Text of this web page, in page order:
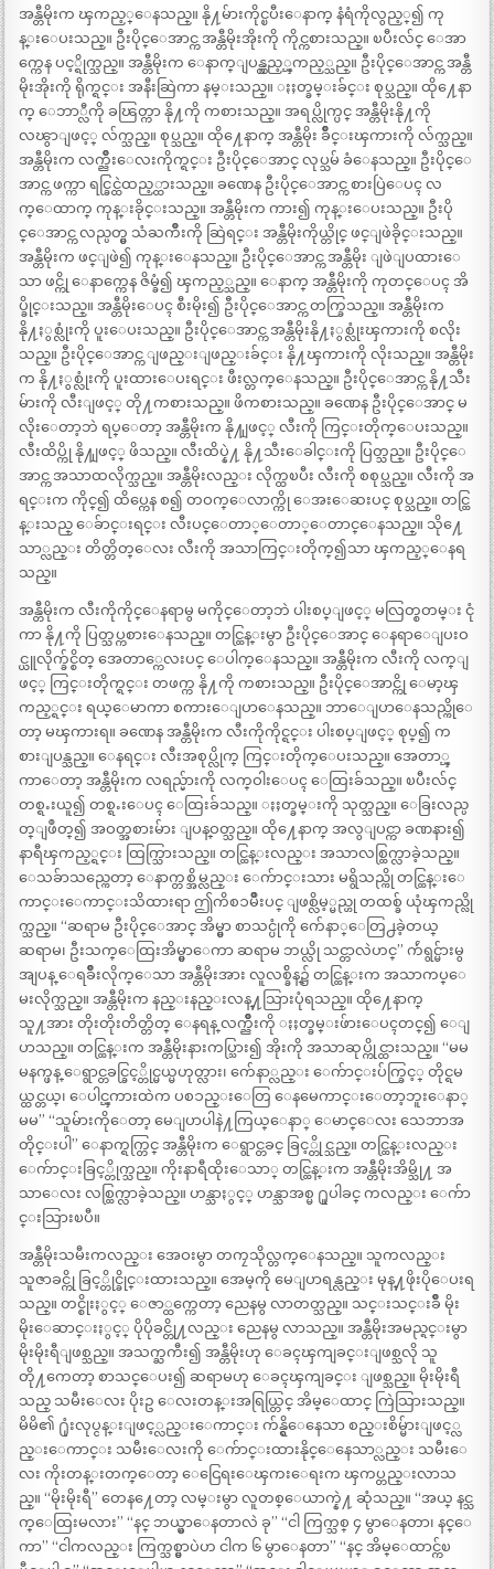
အန္တီမိုးက ၾကည့္ေနသည္။ နို႔မ်ားကိုင္ၿပီးေနာက္ နံရံကိုလွည့္၍ ကု
န္းေပးသည္။ ဦးပိုင္ေအာင္က အန္တီမိုးအိုးကို ကိုင္ကစားသည္။ ၿပီးလ်င္ ေအာ
က္ကေန ပင့္ရိုက္သည္။ အန္တီမိုးက ေနာက္ျပန္လွည့္ၾကည့္သည္။ ဦးပိုင္ေအာင္က အန္တီ
မိုးအိုးကို ရိုက္ရင္း အနီးဆြဲကာ နမ္းသည္။ ႏႈတ္ခမ္းခ်င္း စုပ္သည္။ ထို႔ေနာ
က္ ေဘာ္လီကို ခၽြတ္ကာ နို႔ကို ကစားသည္။ အရပ္လိုက္ပင္ အန္တီမိုးနို႔ကို
လၽွာျဖင့္ လ်က္သည္။ စုပ္သည္။ ထို႔ေနာက္ အန္တီမိုး ခ်ိဳင္းၾကားကို လ်က္သည္။
အန္တီမိုးက လက္ညိဳးေလးကိုက္ရင္း ဦးပိုင္ေအာင္ လုပ္သမ် ခံေနသည္။ ဦးပိုင္ေ
အာင္က ဖက္ကာ ရင္ခြင္ထဲထည့္ထားသည္။ ခဏေန ဦးပိုင္ေအာင္က စားပြဲေပၚ လ
က္ေထာက္ ကုန္းခိုင္းသည္။ အန္တီမိုးက ကား၍ ကုန္းေပးသည္။ ဦးပို
င္ေအာင္က လည္ပတ္မွ သံႀကိဳးကို ဆြဲရင္း အန္တီမိုးကိုယ္တိုင္ ဖင္ျဖဲခိုင္းသည္။
အန္တီမိုးက ဖင္ျဖဲ၍ ကုန္းေနသည္။ ဦးပိုင္ေအာင္က အန္တီမိုး ျဖဲျပထားေ
သာ ဖင္ကို ေနာက္ကေန ဇိမ္ခံ၍ ၾကည့္သည္။ ေနာက္ အန္တီမိုးကို ကုတင္ေပၚ အိ
ပ္ခိုင္းသည္။ အန္တီမိုးေပၚ စီးမိုး၍ ဦးပိုင္ေအာင္က တက္ခြသည္။ အန္တီမိုးက
နို႔ႏွစ္လုံးကို ပူးေပးသည္။ ဦးပိုင္ေအာင္က အန္တီမိုးနို႔ႏွစ္လုံးၾကားကို စလိုး
သည္။ ဦးပိုင္ေအာင္က ျဖည္းျဖည္းခ်င္း နို႔ၾကားကို လိုးသည္။ အန္တီမိုး
က နို႔ႏွစ္လုံးကို ပူးထားေပးရင္း ဖီးလ္တက္ေနသည္။ ဦးပိုင္ေအာင္က နို႔သီး
မ်ားကို လီးျဖင့္ တို႔ကစားသည္။ ဖိကစားသည္။ ခဏေန ဦးပိုင္ေအာင္ မ
လိုးေတာ့ဘဲ ရပ္ေတာ့ အန္တီမိုးက နို႔ျဖင့္ လီးကို ကြင္းတိုက္ေပးသည္။
လီးထိပ္ကို နို႔ျဖင့္ ဖိသည္။ လီးထိပ္နဲ႔ နို႔သီးေခါင္းကို ပြတ္သည္။ ဦးပိုင္ေ
အာင္က အသာထလိုက္သည္။ အန္တီမိုးလည္း လိုက္ထၿပီး လီးကို စစုပ္သည္။ လီးကို အ
ရင္းက ကိုင္၍ ထိပ္ကေန စ၍ တဝက္ေလာက္ကို ေအးေဆးပင္ စုပ္သည္။ တင္ထြ
န္းသည္ ေခ်ာင္းရင္း လီးပင္ေတာ္ေတာ္ေတာင္ေနသည္။ သို႔ေ
သာ္လည္း တိတ္တိတ္ေလး လီးကို အသာကြင္းတိုက္၍သာ ၾကည့္ေနရ
သည္။
အန္တီမိုးက လီးကိုကိုင္ေနရာမွ မကိုင္ေတာ့ဘဲ ပါးစပ္ျဖင့္ မလြတ္စတမ္း ငုံ
ကာ နို႔ကို ပြတ္သပ္ကစားေနသည္။ တင္ထြန္းမွာ ဦးပိုင္ေအာင္ ေနရာေျပးဝ
င္ယူလိုက္ခ်င္စိတ္ အေတာ္ကေလးပင္ ေပါက္ေနသည္။ အန္တီမိုးက လီးကို လက္ျ
ဖင့္ ကြင္းတိုက္ရင္း တဖက္က နို႔ကို ကစားသည္။ ဦးပိုင္ေအာင္ကို ေမာ့ၾ
ကည့္ရင္း ရယ္ေမာကာ စကားေျပာေနသည္။ ဘာေျပာေနသည္ကိုေ
တာ့ မၾကားရ။ ခဏေန အန္တီမိုးက လီးကိုကိုင္ရင္း ပါးစပ္ျဖင့္ စုပ္၍ က
စားျပန္သည္။ ေနရင္း လီးအစုပ္လိုက္ ကြင္းတိုက္ေပးသည္။ အေတာ္ၾ
ကာေတာ့ အန္တီမိုးက လရည္မ်ားကို လက္ဝါးေပၚ ေထြးခ်သည္။ ၿပီးလ်င္
တစ္ရႉးယူ၍ တစ္ရႉးေပၚ ေထြးခ်သည္။ ႏႈတ္ခမ္းကို သုတ္သည္။ ေခြးလည္ပ
တ္ျဖဳတ္၍ အဝတ္အစားမ်ား ျပန္ဝတ္သည္။ ထို႔ေနာက္ အလွျပင္ကာ ခဏနား၍
နာရီၾကည့္ရင္း ထြက္သြားသည္။ တင္ထြန္းလည္း အသာလစ္ထြက္လာခဲ့သည္။
ေသခ်ာသည္ကေတာ့ ေနာက္တစ္အိမ္လည္း ေက်ာင္းသား မရွိသည္ကို တင္ထြန္းေ
ကာင္းေကာင္းသိထားရာ ဤကိစၥမ်ိဳးပင္ ျဖစ္လိမ့္မည္ဟု တထစ္ခ် ယုံၾကည္လို
က္သည္။ “ဆရာမ ဦးပိုင္ေအာင္ အိမ္မွာ စာသင္ပုံကို က်ေနာ္ေတြ႕ခဲ့တယ္
ဆရာမ၊ ဦးသက္ေထြးအိမ္မွာေကာ ဆရာမ ဘယ္လို သင္တာလဲဟင္” က်ဴရွင္မ်ားမွ
အျပန္ ေရခ်ိဳးလိုက္ေသာ အန္တီမိုးအား လူလစ္ခ်ိန္၌ တင္ထြန္းက အသာကပ္ေ
မးလိုက္သည္။ အန္တီမိုးက နည္းနည္းလန္႔သြားပုံရသည္။ ထို႔ေနာက္
သူ႔အား တိုးတိုးတိတ္တိတ္ ေနရန္ လက္ညိဳးကို ႏႈတ္ခမ္းဖ်ားေပၚတင္၍ ေျ
ပာသည္။ တင္ထြန္းက အန္တီမိုးနားကပ္သြား၍ အိုးကို အသာဆုပ္ကိုင္ထားသည္။ “မမ
မနက္ဖန္ ေရွာင္တခင္ခြင့္တိုင္မယ္မဟုတ္လား၊ က်ေနာ္လည္း ေက်ာင္းပ်က္ခြင့္ တိုင္ရမ
ယ္ထင္တယ္၊ ေပါင္ၾကားထဲက ပစၥည္းေတြ ေနမေကာင္းေတာ့ဘူးေနာ္
မမ” “သူမ်ားကိုေတာ့ မေျပာပါနဲ႔ကြယ္ေနာ္ ေမာင္ေလး သေဘာအ
တိုင္းပါ” ေနာက္ရက္တြင္ အန္တီမိုးက ေရွာင္တခင္ ခြင့္တိုင္သည္။ တင္ထြန္းလည္း
ေက်ာင္းခြင့္တိုက္သည္။ ကိုးနာရီထိုးေသာ္ တင္ထြန္းက အန္တီမိုးအိမ္သို႔ အ
သာေလး လစ္ထြက္လာခဲ့သည္။ ဟန္သာႏွင့္ ဟန္သာအစ္မ ႐ူပါခင္ ကလည္း ေက်ာ
င္းသြားၿပီ။
အန္တီမိုးသမီးကလည္း အေဝးမွာ တကၠသိုလ္တက္ေနသည္။ သူကလည္း
သူဇာခင္ကို ခြင့္တိုင္ခိုင္းထားသည္။ အေမ့ကို မေျပာရန္လည္း မုန္႔ဖိုးပိုေပးရ
သည္။ တင္စိုးႏွင့္ ေဇာ္ထက္ကေတာ့ ညေနမွ လာတတ္သည္။ သင္းသင္းခ်ိဳ မိုး
မိုးေဆာင္းႏွင့္ ပိုပိုခင္တို႔လည္း ညေနမွ လာသည္။ အန္တီမိုးအမည္ရင္းမွာ
မိုးမိုးရီျဖစ္သည္။ အသက္ႀကီး၍ အန္တီမိုးဟု ေခၚၾကျခင္းျဖစ္သလို သူ
တို႔ကေတာ့ စာသင္ေပး၍ ဆရာမဟု ေခၚၾကျခင္း ျဖစ္သည္။ မိုးမိုးရီ
သည္ သမီးေလး ပိုးဥ ေလးတန္းအရြယ္တြင္ အိမ္ေထာင္ ကြဲသြားသည္။
မိမိ၏ ႐ုံးလုပ္ငန္းျဖင့္လည္းေကာင္း က်န္ရွိေနေသာ စည္းစိမ္မ်ားျဖင့္လ
ည္းေကာင္း သမီးေလးကို ေက်ာင္းထားနိုင္ေနေသာ္လည္း သမီးေ
လး ကိုးတန္းတက္ေတာ့ ေငြေရးေၾကးေရးက ၾကပ္တည္းလာသ
ည္။ “မိုးမိုးရီ” တေန႔ေတာ့ လမ္းမွာ လူတစ္ေယာက္နဲ႔ ဆုံသည္။ “အယ္ နင္သ
က္ေထြးမလား” “နင္ ဘယ္မွာေနတာလဲ ခု” “ငါ ကြက္သစ္ ၄ မွာေနတာ၊ နင္ေ
ကာ” “ငါကလည္း ကြက္သစ္မွာပဲဟ ငါက ၆ မွာေနတာ” “နင္ အိမ္ေထာင္က်ၿ